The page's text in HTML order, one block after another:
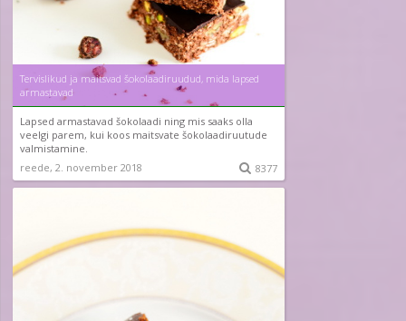
Tervislikud ja maitsvad šokolaadiruudud, mida lapsed
armastavad
Lapsed armastavad šokolaadi ning mis saaks olla
veelgi parem, kui koos maitsvate šokolaadiruutude
valmistamine.
reede, 2. november 2018
 8377